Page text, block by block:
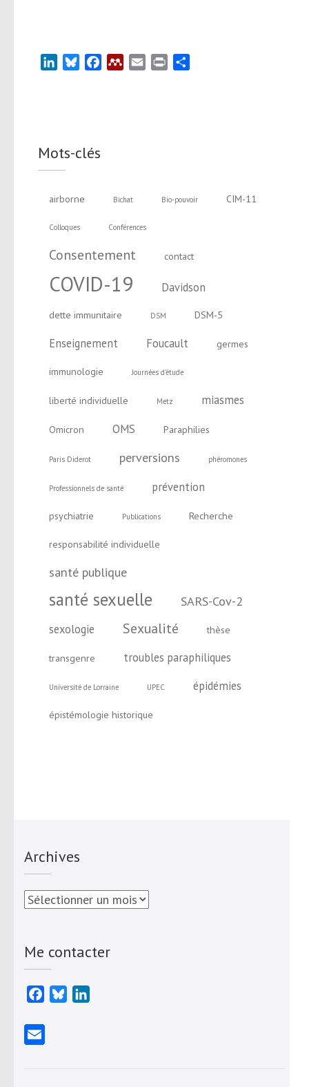
LinkedInBlueskyFacebookMendeley
Email Print
Mots-clés
airborne Bichat Bio-pouvoir CIM-11
Colloques Conférences
Consentement contact
COVID-19 Davidson
dette immunitaire DSM DSM-5
Enseignement Foucault germes
immunologie Journées d'étude
liberté individuelle Metz miasmes
Omicron OMS Paraphilies
Paris Diderot perversions phéromones
Professionnels de santé prévention
psychiatrie Publications Recherche
responsabilité individuelle
santé publique
santé sexuelle SARS-Cov-2
sexologie Sexualité thèse
transgenre troubles paraphiliques
Université de Lorraine UPEC épidémies
épistémologie historique
Archives
Archives
Me contacter
Facebook
Bluesky